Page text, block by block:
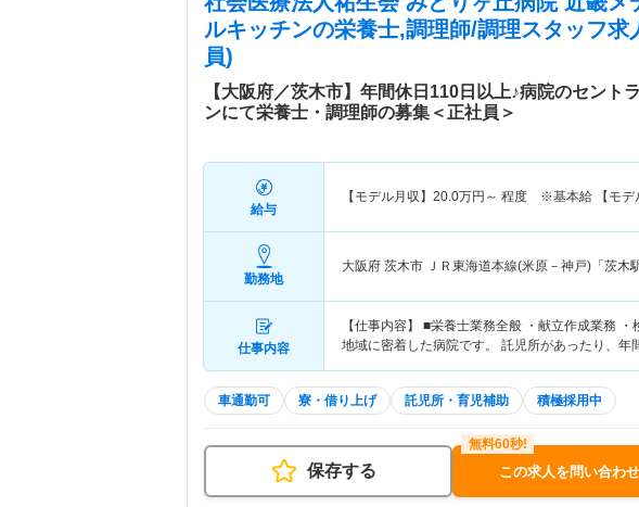
ルキッチンの栄養士,調理師/調理スタッフ求
員)
【大阪府／茨木市】年間休日110日以上♪病院のセント
ンにて栄養士・調理師の募集＜正社員＞
給与
【モデル月収】 20.0万円～ 程度 ※基本給 【モデ
勤務地
大阪府 茨木市 ＪＲ東海道本線(米原－神戸)「茨木
仕事内容
【仕事内容】 ■栄養士業務全般 ・献立作成業務
地域に密着した病院です。 託児所があったり、年
車通勤可 寮・借り上げ 託児所・育児補助 積極採用中
保存する この求人を問い合わ